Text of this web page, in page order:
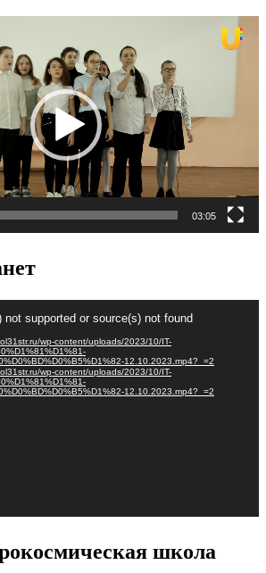
03:05
not supported or source(s) not found
wp-content/uploads/2023/10/IT-
12.10.2023.mp4?_=2
wp-content/uploads/2023/10/IT-
12.10.2023.mp4?_=2
школа